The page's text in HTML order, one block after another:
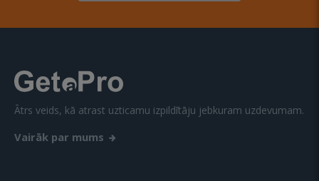
Ātrs veids, kā atrast uzticamu izpildītāju jebkuram uzdevumam.
Vairāk par mums